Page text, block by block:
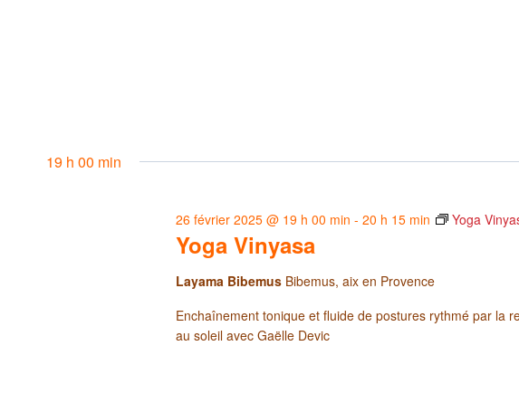
19 h 00 min
Yoga Vinyasa
26 février 2025 @ 19 h 00 min -20 h 15 min Yoga
Layama Bibemus Bibemus, aix en Provence
Enchaînement tonique et fluide de postures rythmé par la
au soleil avec Gaëlle Devic